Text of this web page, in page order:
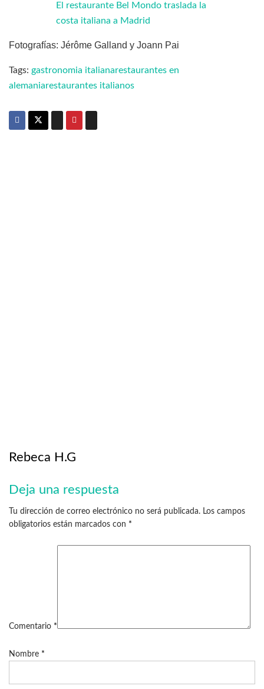
El restaurante Bel Mondo traslada la
costa italiana a Madrid
Fotografías: Jérôme Galland y Joann Pai
Tags: gastronomia italianarestaurantes en
alemaniarestaurantes italianos
Rebeca H.G
Deja una respuesta
Tu dirección de correo electrónico no será publicada. Los campos
obligatorios están marcados con *
Comentario *
Nombre *